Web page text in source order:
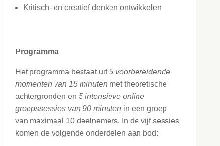
Kritisch- en creatief denken ontwikkelen
Programma
Het programma bestaat uit5 voorbereidende
momenten van 15 minuten met theoretische
achtergronden en 5 intensieve online
groepssessies van 90 minuten in een groep
van maximaal 10 deelnemers. In de vijf sessies
komen de volgende onderdelen aan bod: